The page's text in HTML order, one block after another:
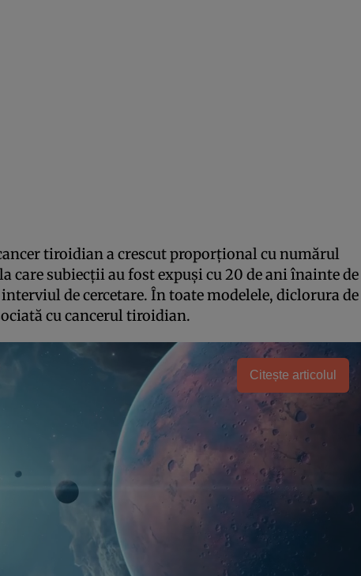
tiroidian a crescut proporțional cu numărul
care subiecții au fost expuși cu 20 de ani înainte de
de cercetare. În toate modelele, diclorura de
cu cancerul tiroidian.
Citește articolul